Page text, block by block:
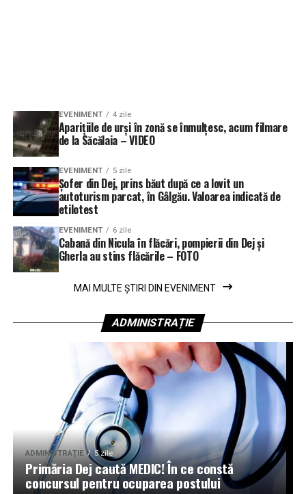
EVENIMENT 4 zile
Aparițiile de urși în zonă se înmulțesc, acum filmare
de la Săcălaia – VIDEO
EVENIMENT 5 zile
Șofer din Dej, prins băut după ce a lovit un
autoturism parcat, în Gâlgău. Valoarea indicată de
etilotest
EVENIMENT 6 zile
Cabană din Nicula în flăcări, pompierii din Dej și
Gherla au stins flăcările – FOTO
MAI MULTE ȘTIRI DIN EVENIMENT
ADMINISTRAȚIE
ADMINISTRAŢIE 5 zile
Primăria Dej caută MEDIC! În ce constă
concursul pentru ocuparea postului